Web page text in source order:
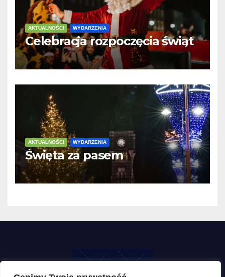
AKTUALNOŚCI WYDARZENIA
Celebracja rozpoczęcia świąt
AKTUALNOŚCI WYDARZENIA
Święta za pasem